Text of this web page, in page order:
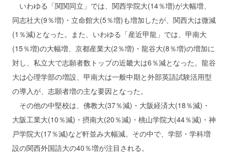
いわゆる「関関同立」では、関西学院大(14％増)が大幅増、
同志社大(9％増)・立命館大(5％増)も増加したが、関西大は微減
(1％減)となった。また、いわゆる「産近甲龍」では、甲南大
(15％増)の大幅増、京都産業大(2％増)・龍谷大(8％増)の増加に
対し、私立大で志願者数トップの近畿大は6％減となった。龍谷
大は心理学部の増設、甲南大は一般中期と外部英語試験活用型
の導入が、志願者増の主な要因となった。
その他の中堅校は、佛教大(37％減)・大阪経済大(18％減)・
大阪工業大(10％減)・摂南大(20％減)・桃山学院大(44％減)・神
戸学院大(17％減)など軒並み大幅減。その中で、学部・学科増
設の関西外国語大の40％増が注目される。